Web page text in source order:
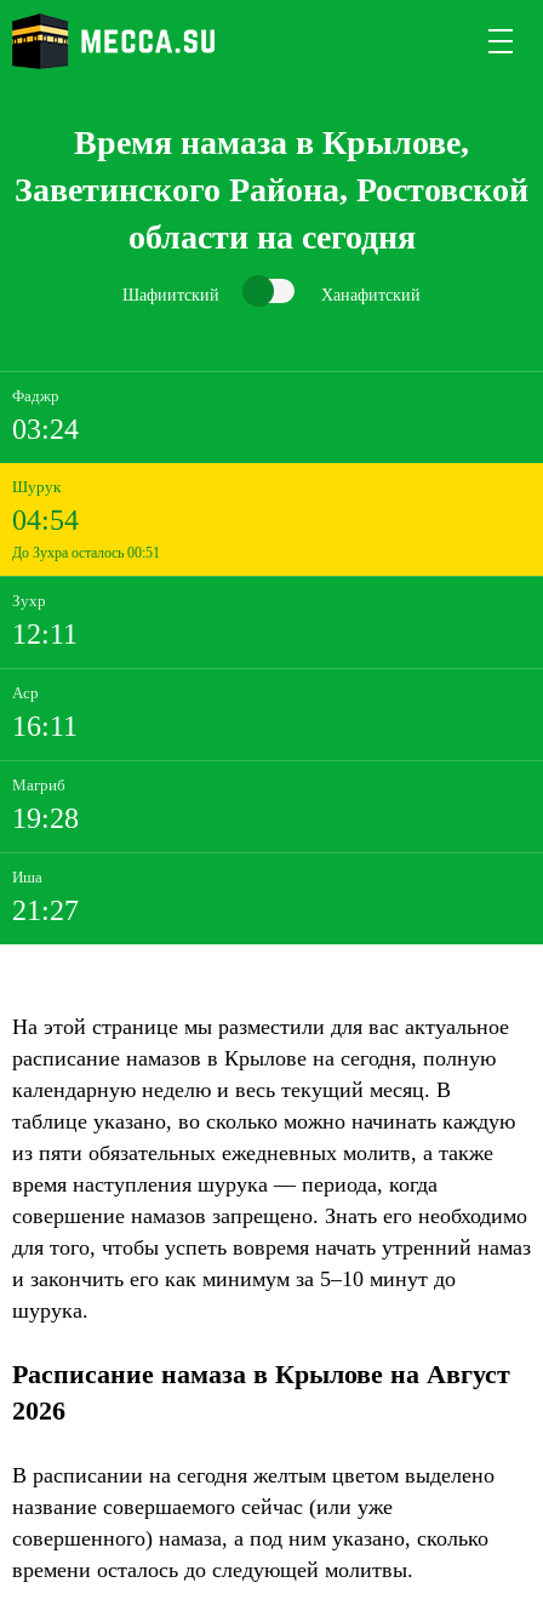
Время намаза в Крылове,
Заветинского Района, Ростовской
области на сегодня
Шафиитский Ханафитский
Фаджр
03:24
Шурук
04:54
До Зухра осталось 00:51
Зухр
12:11
Аср
16:11
Магриб
19:28
Иша
21:27
На этой странице мы разместили для вас актуальное
расписание намазов в Крылове на сегодня, полную
календарную неделю и весь текущий месяц. В
таблице указано, во сколько можно начинать каждую
из пяти обязательных ежедневных молитв, а также
время наступления шурука — периода, когда
совершение намазов запрещено. Знать его необходимо
для того, чтобы успеть вовремя начать утренний намаз
и закончить его как минимум за 5–10 минут до
шурука.
Расписание намаза в Крылове на Август
2026
В расписании на сегодня желтым цветом выделено
название совершаемого сейчас (или уже
совершенного) намаза, а под ним указано, сколько
времени осталось до следующей молитвы.